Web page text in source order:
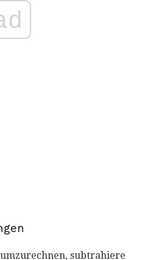
subtrahiere